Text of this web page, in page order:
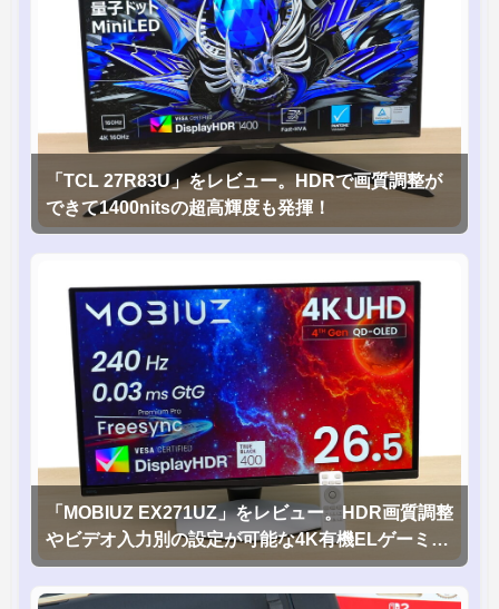
「TCL 27R83U」をレビュー。HDRで画質調整が
できて1400nitsの超高輝度も発揮！
「MOBIUZ EX271UZ」をレビュー。HDR画質調整
やビデオ入力別の設定が可能な4K有機ELゲーミン
グモニタを徹底検証